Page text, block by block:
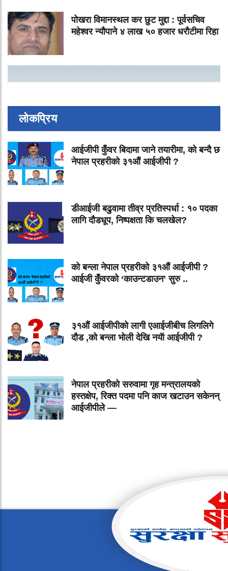
पोखरा विमानस्थल कर छुट मुद्दा : पूर्वसचिव
महेश्वर न्यौपाने ४ लाख ५० हजार धरौटीमा रिहा
लोकप्रिय
आईजीपी कुँवर बिदामा जाने तयारीमा, को बन्दै छ
नेपाल प्रहरीको ३१औं आईजीपी ?
डीआईजी बढुवामा तीव्र प्रतिस्पर्धा : १० पदका
लागि दौडधूप, निष्पक्षता कि चलखेल?
को बन्ला नेपाल प्रहरीको ३१औं आईजीपी ?
आईजी कुँवरको ‘काउन्टडाउन’ सुरु ..
३१औं आईजीपीको लागी एआईजीबीच लिगलिगे
दौड ,को बन्ला भोली देखि नयॅा आईजीपी ?
नेपाल प्रहरीको सरुवामा गृह मन्त्रालयको
हस्तक्षेप, रिक्त पदमा पनि काज खटाउन सकेनन्
आईजीपीले —